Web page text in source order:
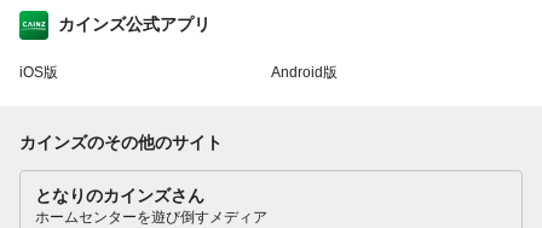
カインズ公式アプリ
iOS版 Android版
カインズのその他のサイト
となりのカインズさん
ホームセンターを遊び倒すメディア